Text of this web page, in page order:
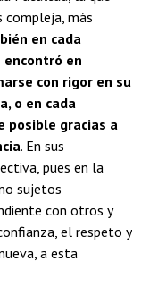
compleja, más
en cada
en
con rigor en su
o en cada
posible gracias a
. En sus
pues en la
sujetos
con otros y
el respeto y
a esta